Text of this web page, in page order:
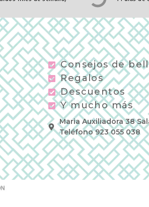
Consejos de
Regalos
Descuentos
Y mucho más
Maria Auxiliadora 38
Teléfono 923 055 038